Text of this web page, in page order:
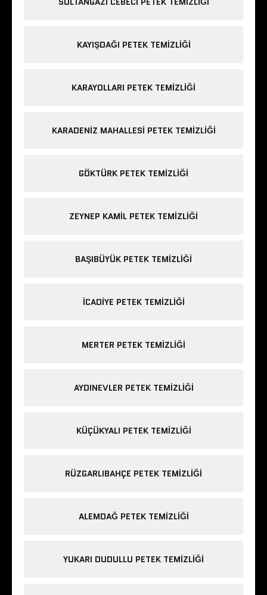
r
)
KAYIŞDAĞI PETEK TEMIZLIĞI
KARAYOLLARI PETEK TEMIZLIĞI
KARADENIZ MAHALLESI PETEK TEMIZLIĞI
GÖKTÜRK PETEK TEMIZLIĞI
ZEYNEP KAMIL PETEK TEMIZLIĞI
BAŞIBÜYÜK PETEK TEMIZLIĞI
ICADIYE PETEK TEMIZLIĞI
MERTER PETEK TEMIZLIĞI
AYDINEVLER PETEK TEMIZLIĞI
KÜÇÜKYALI PETEK TEMIZLIĞI
RÜZGARLIBAHÇE PETEK TEMIZLIĞI
ALEMDAĞ PETEK TEMIZLIĞI
YUKARI DUDULLU PETEK TEMIZLIĞI